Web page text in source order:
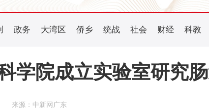
政务 大湾区 侨乡 统战 社会 财经 科教
学院成立实验室研究
来源：中新网广东